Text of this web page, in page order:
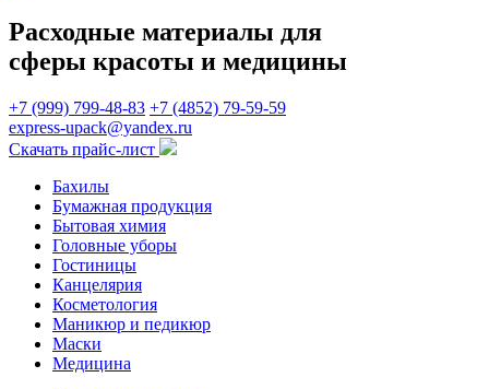
Расходные материалы для
сферы красоты и медицины
+7 (999) 799-48-83 +7 (4852) 79-59-59
express-upack@yandex.ru
Скачать прайс-лист
Бахилы
Бумажная продукция
Бытовая химия
Головные уборы
Гостиницы
Канцелярия
Косметология
Маникюр и педикюр
Маски
Медицина